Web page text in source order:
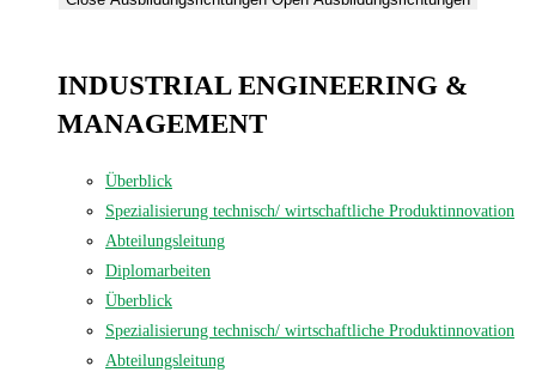
INDUSTRIAL ENGINEERING &
MANAGEMENT
Überblick
Spezialisierung technisch/ wirtschaftliche Produktinnovation
Abteilungsleitung
Diplomarbeiten
Überblick
Spezialisierung technisch/ wirtschaftliche Produktinnovation
Abteilungsleitung